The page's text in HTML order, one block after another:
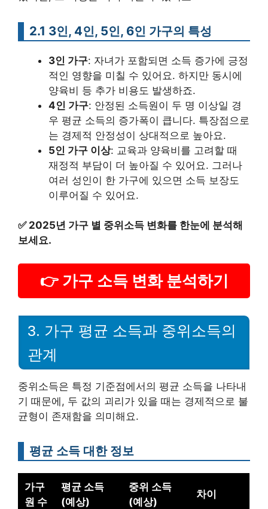
2.1 3인, 4인, 5인, 6인 가구의 특성
3인 가구: 자녀가 포함되면 소득 증가에 긍정
적인 영향을 미칠 수 있어요. 하지만 동시에
양육비 등 추가 비용도 발생하죠.
4인 가구: 안정된 소득원이 두 명 이상일 경
우 평균 소득의 증가폭이 큽니다. 특장점으로
는 경제적 안정성이 상대적으로 높아요.
5인 가구 이상: 교육과 양육비를 고려할 때
재정적 부담이 더 높아질 수 있어요. 그러나
여러 성인이 한 가구에 있으면 소득 보장도
이루어질 수 있어요.
✅ 2025년 가구 별 중위소득 변화를 한눈에 분석해
보세요.
👉 가구 소득 변화 분석하기
3. 가구 평균 소득과 중위소득의
관계
중위소득은 특정 기준점에서의 평균 소득을 나타내
기 때문에, 두 값의 괴리가 있을 때는 경제적으로 불
균형이 존재함을 의미해요.
평균 소득 대한 정보
가구
원 수
평균 소득
(예상)
중위 소득
(예상)
차이